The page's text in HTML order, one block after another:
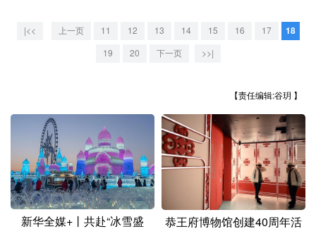
安徽 福建
四川 贵州 云南 西藏
陕西 甘肃 青海 宁夏
新疆 内蒙古 黑龙江
|<< 上一页 11 12 13 14 15 16 17 18
19 20 下一页 >>|
【责任编辑:谷玥 】
新华全媒+丨共赴“冰雪盛
恭王府博物馆创建40周年活